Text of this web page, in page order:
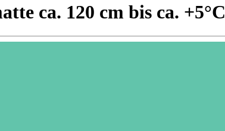
ca. 120 cm bis ca. +5°C